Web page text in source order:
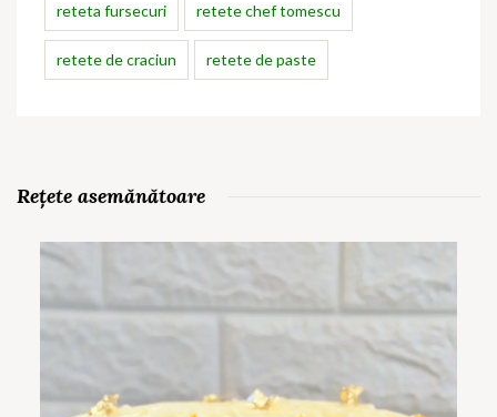
reteta fursecuri retete chef tomescu
retete de craciun retete de paste
Rețete asemănătoare